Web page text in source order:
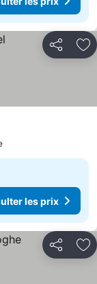
Partager
les prix
Partager